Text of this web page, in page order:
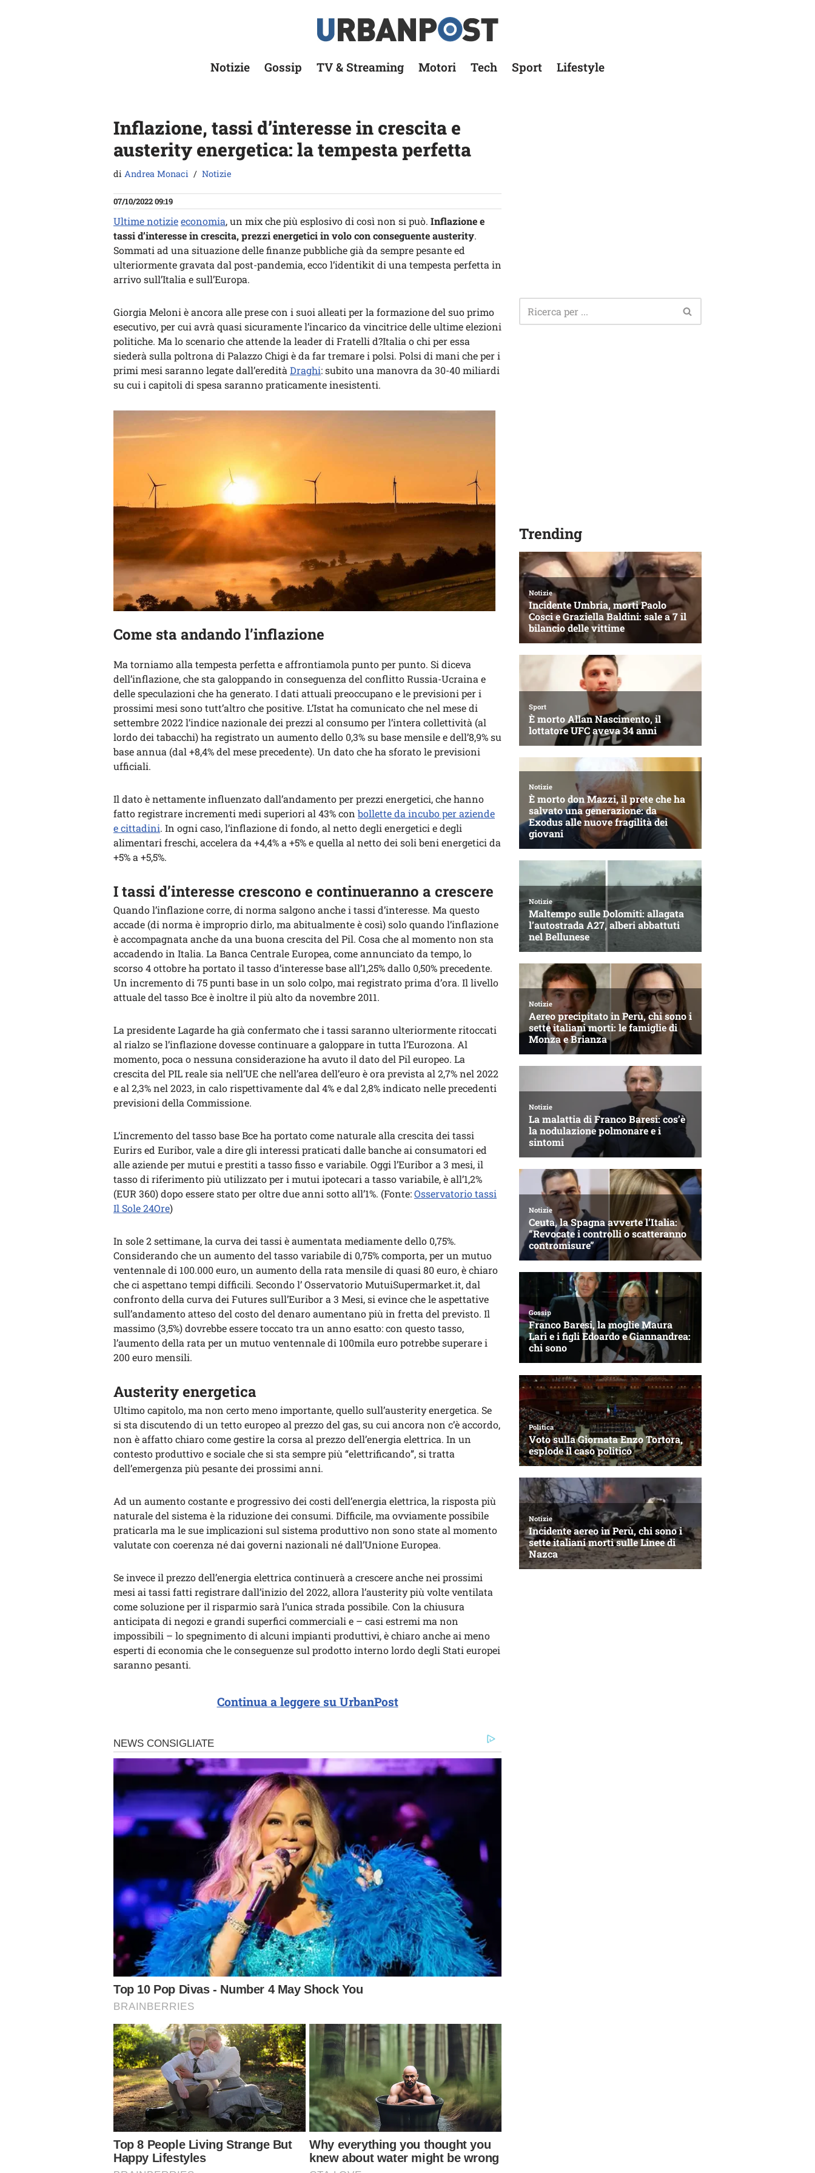
Notizie Gossip TV & Streaming Motori Tech Sport Lifestyle
Inflazione, tassi d’interesse in crescita e
austerity energetica: la tempesta perfetta
di Andrea Monaci Notizie
07/10/2022 09:19
Ultime notizieeconomia, un mix che più esplosivo di così non si può. Inflazione e
tassi d’interesse in crescita, prezzi energetici in volo con conseguente austerity.
Sommati ad una situazione delle finanze pubbliche già da sempre pesante ed
ulteriormente gravata dal post-pandemia, ecco l’identikit di una tempesta perfetta in
arrivo sull’Italia e sull’Europa.
Giorgia Meloni è ancora alle prese con i suoi alleati per la formazione del suo primo
esecutivo, per cui avrà quasi sicuramente l’incarico da vincitrice delle ultime elezioni
politiche. Ma lo scenario che attende la leader di Fratelli d?Italia o chi per essa
siederà sulla poltrona di Palazzo Chigi è da far tremare i polsi. Polsi di mani che per i
primi mesi saranno legate dall’eredità Draghi: subito una manovra da 30-40 miliardi
su cui i capitoli di spesa saranno praticamente inesistenti.
Come sta andando l’inflazione
Ma torniamo alla tempesta perfetta e affrontiamola punto per punto. Si diceva
dell’inflazione, che sta galoppando in conseguenza del conflitto Russia-Ucraina e
delle speculazioni che ha generato. I dati attuali preoccupano e le previsioni per i
prossimi mesi sono tutt’altro che positive. L’Istat ha comunicato che nel mese di
settembre 2022 l’indice nazionale dei prezzi al consumo per l’intera collettività (al
lordo dei tabacchi) ha registrato un aumento dello 0,3% su base mensile e dell’8,9% su
base annua (dal +8,4% del mese precedente). Un dato che ha sforato le previsioni
ufficiali.
Il dato è nettamente influenzato dall’andamento per prezzi energetici, che hanno
fatto registrare incrementi medi superiori al 43% con bollette da incubo per aziende
e cittadini. In ogni caso, l’inflazione di fondo, al netto degli energetici e degli
alimentari freschi, accelera da +4,4% a +5% e quella al netto dei soli beni energetici da
+5% a +5,5%.
I tassi d’interesse crescono e continueranno a crescere
Quando l’inflazione corre, di norma salgono anche i tassi d’interesse. Ma questo
accade (di norma è improprio dirlo, ma abitualmente è così) solo quando l’inflazione
è accompagnata anche da una buona crescita del Pil. Cosa che al momento non sta
accadendo in Italia. La Banca Centrale Europea, come annunciato da tempo, lo
scorso 4 ottobre ha portato il tasso d’interesse base all’1,25% dallo 0,50% precedente.
Un incremento di 75 punti base in un solo colpo, mai registrato prima d’ora. Il livello
attuale del tasso Bce è inoltre il più alto da novembre 2011.
La presidente Lagarde ha già confermato che i tassi saranno ulteriormente ritoccati
al rialzo se l’inflazione dovesse continuare a galoppare in tutta l’Eurozona. Al
momento, poca o nessuna considerazione ha avuto il dato del Pil europeo. La
crescita del PIL reale sia nell’UE che nell’area dell’euro è ora prevista al 2,7% nel 2022
e al 2,3% nel 2023, in calo rispettivamente dal 4% e dal 2,8% indicato nelle precedenti
previsioni della Commissione.
L’incremento del tasso base Bce ha portato come naturale alla crescita dei tassi
Eurirs ed Euribor, vale a dire gli interessi praticati dalle banche ai consumatori ed
alle aziende per mutui e prestiti a tasso fisso e variabile. Oggi l’Euribor a 3 mesi, il
tasso di riferimento più utilizzato per i mutui ipotecari a tasso variabile, è all’1,2%
(EUR 360) dopo essere stato per oltre due anni sotto all’1%. (Fonte:Osservatorio tassi
Il Sole 24Ore)
In sole 2 settimane, la curva dei tassi è aumentata mediamente dello 0,75%.
Considerando che un aumento del tasso variabile di 0,75% comporta, per un mutuo
ventennale di 100.000 euro, un aumento della rata mensile di quasi 80 euro, è chiaro
che ci aspettano tempi difficili. Secondo l’ Osservatorio MutuiSupermarket.it, dal
confronto della curva dei Futures sull’Euribor a 3 Mesi, si evince che le aspettative
sull’andamento atteso del costo del denaro aumentano più in fretta del previsto. Il
massimo (3,5%) dovrebbe essere toccato tra un anno esatto: con questo tasso,
l’aumento della rata per un mutuo ventennale di 100mila euro potrebbe superare i
200 euro mensili.
Austerity energetica
Ultimo capitolo, ma non certo meno importante, quello sull’austerity energetica. Se
si sta discutendo di un tetto europeo al prezzo del gas, su cui ancora non c’è accordo,
non è affatto chiaro come gestire la corsa al prezzo dell’energia elettrica. In un
contesto produttivo e sociale che si sta sempre più “elettrificando”, si tratta
dell’emergenza più pesante dei prossimi anni.
Ad un aumento costante e progressivo dei costi dell’energia elettrica, la risposta più
naturale del sistema è la riduzione dei consumi. Difficile, ma ovviamente possibile
praticarla ma le sue implicazioni sul sistema produttivo non sono state al momento
valutate con coerenza né dai governi nazionali né dall’Unione Europea.
Se invece il prezzo dell’energia elettrica continuerà a crescere anche nei prossimi
mesi ai tassi fatti registrare dall’inizio del 2022, allora l’austerity più volte ventilata
come soluzione per il risparmio sarà l’unica strada possibile. Con la chiusura
anticipata di negozi e grandi superfici commerciali e – casi estremi ma non
impossibili – lo spegnimento di alcuni impianti produttivi, è chiaro anche ai meno
esperti di economia che le conseguenze sul prodotto interno lordo degli Stati europei
saranno pesanti.
Continua a leggere su UrbanPost
Trending